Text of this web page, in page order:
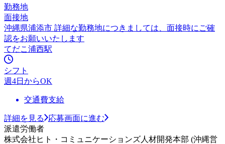
勤務地
面接地
沖縄県浦添市 詳細な勤務地につきましては、面接時にご確
認をお願いいたします
てだこ浦西駅
シフト
週4日からOK
交通費支給
詳細を見る
応募画面に進む
派遣労働者
株式会社ヒト・コミュニケーションズ人材開発本部 (沖縄営